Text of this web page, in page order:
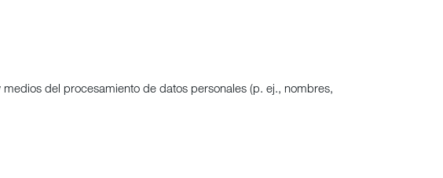
del procesamiento de datos personales (p. ej., nombres,